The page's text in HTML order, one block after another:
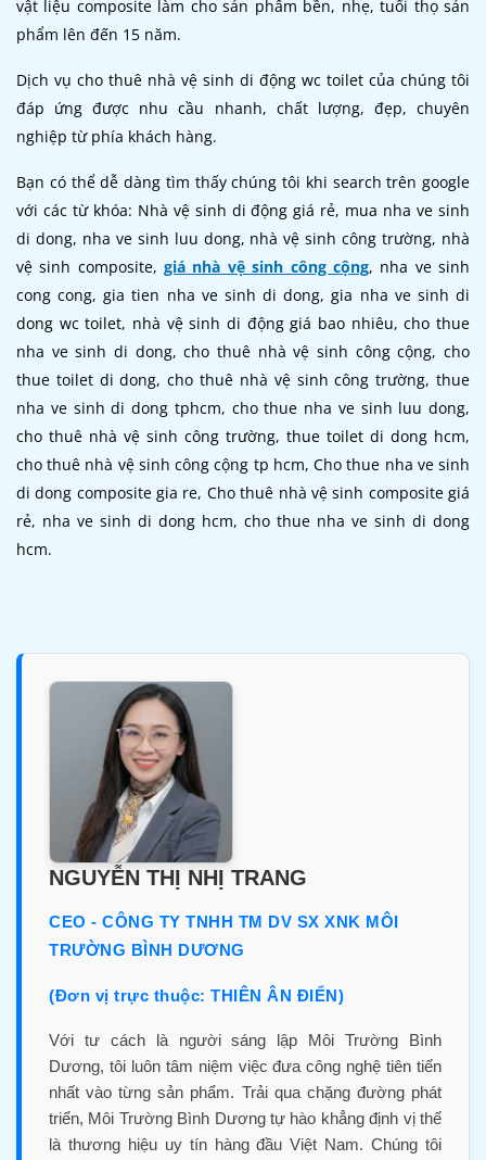
vật liệu composite làm cho sản phẩm bền, nhẹ, tuổi thọ sản
phẩm lên đến 15 năm.
Dịch vụ cho thuê nhà vệ sinh di động wc toilet của chúng tôi
đáp ứng được nhu cầu nhanh, chất lượng, đẹp, chuyên
nghiệp từ phía khách hàng.
Bạn có thể dễ dàng tìm thấy chúng tôi khi search trên google
với các từ khóa: Nhà vệ sinh di động giá rẻ, mua nha ve sinh
di dong, nha ve sinh luu dong, nhà vệ sinh công trường, nhà
vệ sinh composite,giá nhà vệ sinh công cộng, nha ve sinh
cong cong, gia tien nha ve sinh di dong, gia nha ve sinh di
dong wc toilet, nhà vệ sinh di động giá bao nhiêu, cho thue
nha ve sinh di dong, cho thuê nhà vệ sinh công cộng, cho
thue toilet di dong, cho thuê nhà vệ sinh công trường, thue
nha ve sinh di dong tphcm, cho thue nha ve sinh luu dong,
cho thuê nhà vệ sinh công trường, thue toilet di dong hcm,
cho thuê nhà vệ sinh công cộng tp hcm, Cho thue nha ve sinh
di dong composite gia re, Cho thuê nhà vệ sinh composite giá
rẻ, nha ve sinh di dong hcm, cho thue nha ve sinh di dong
hcm.
NGUYỄN THỊ NHỊ TRANG
CEO - CÔNG TY TNHH TM DV SX XNK MÔI
TRƯỜNG BÌNH DƯƠNG
(Đơn vị trực thuộc: THIÊN ÂN ĐIỂN)
Với tư cách là người sáng lập Môi Trường Bình
Dương, tôi luôn tâm niệm việc đưa công nghệ tiên tiến
nhất vào từng sản phẩm. Trải qua chặng đường phát
triển, Môi Trường Bình Dương tự hào khẳng định vị thế
là thương hiệu uy tín hàng đầu Việt Nam. Chúng tôi